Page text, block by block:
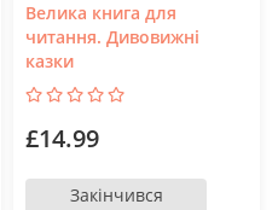
Велика книга для
читання. Дивовижні
казки
£14.99
Закінчився